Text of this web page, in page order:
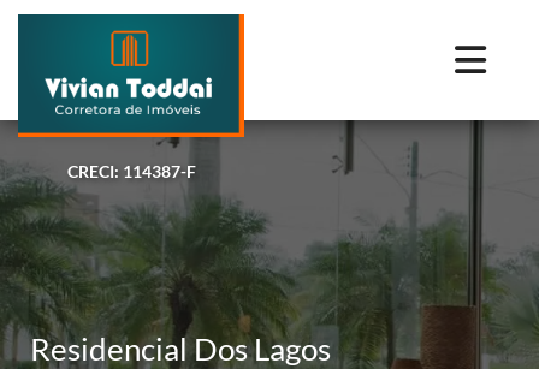
CRECI: 114387-F
Residencial Dos Lagos